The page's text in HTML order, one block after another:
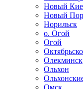
Новый
Новый
Норильск
о. Огой
Огой
Олекминск
Ольхон
Омск